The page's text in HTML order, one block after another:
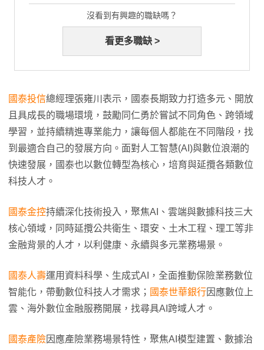
沒看到有興趣的職缺嗎？
看更多職缺 >
國泰投信總經理張雍川表示，國泰長期致力打造多元、開放
且具成長的職場環境，鼓勵同仁勇於嘗試不同角色、跨領域
學習，並持續精進專業能力，讓每個人都能在不同階段，找
到最適合自己的發展方向。面對人工智慧(AI)與數位浪潮的
快速發展，國泰也以數位轉型為核心，培育與延攬各類數位
科技人才。
國泰金控持續深化技術投入，聚焦AI、雲端與數據科技三大
核心領域，同時延攬公共衛生、環安、土木工程、理工等非
金融背景的人才，以利健康、永續與多元業務場景。
國泰人壽運用資料科學、生成式AI，全面推動保險業務數位
智能化，帶動數位科技人才需求； 國泰世華銀行因應數位上
雲、海外數位金融服務開展，找尋具AI跨域人才。
國泰產險因應產險業務場景特性，聚焦AI模型建置、數據治